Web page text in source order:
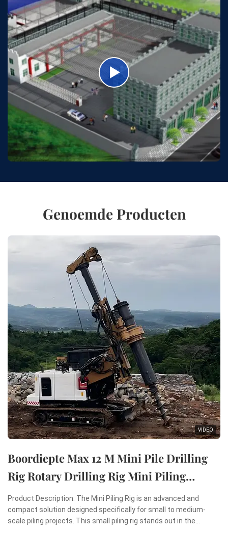
Genoemde Producten
VIDEO
Boordiepte Max 12 M Mini Pile Drilling
Rig Rotary Drilling Rig Mini Piling
Machine
Product Description: The Mini Piling Rig is an advanced and
compact solution designed specifically for small to medium-
scale piling projects. This small piling rig stands out in the